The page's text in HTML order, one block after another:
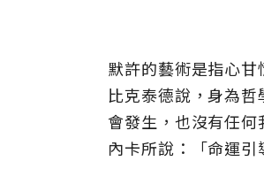
默許的藝術是指心
比克泰德說，身為
會發生，也沒有任
內卡所說：「命運引